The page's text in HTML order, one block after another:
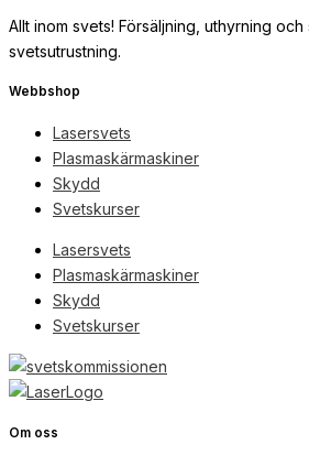
Allt inom svets! Försäljning, uthyrning
svetsutrustning.
Webbshop
Lasersvets
Plasmaskärmaskiner
Skydd
Svetskurser
Lasersvets
Plasmaskärmaskiner
Skydd
Svetskurser
Om oss